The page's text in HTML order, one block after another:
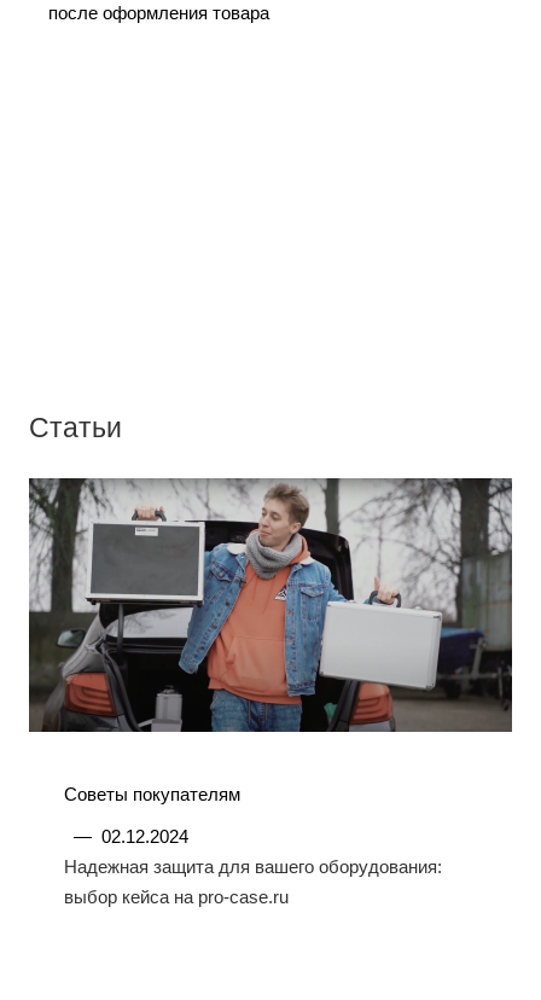
после оформления товара
Статьи
Советы покупателям
— 02.12.2024
Надежная защита для вашего оборудования:
выбор кейса на pro-case.ru